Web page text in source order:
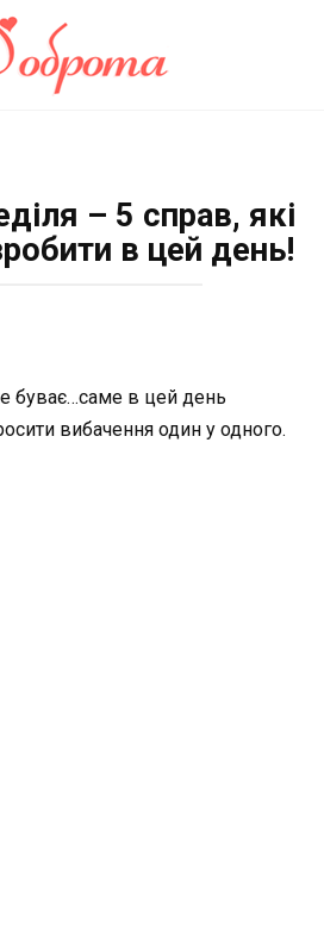
– 5 справ, які
в цей день!
буває…саме в цей день
вибачення один у одного.